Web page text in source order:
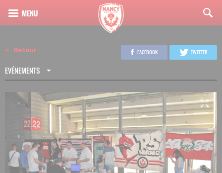
Retour
EVÉNEMENTS
FACEBOOK TWEETER